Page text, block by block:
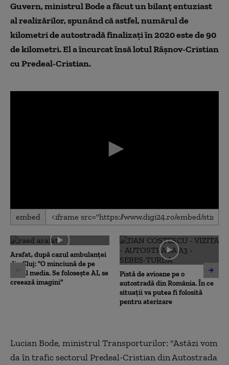
Guvern, ministrul Bode a făcut un bilanț entuziast
al realizărilor, spunând că astfel, numărul de
kilometri de autostradă finalizați în 2020 este de 90
de kilometri. El a încurcat însă lotul Râșnov-Cristian
cu Predeal-Cristian.
0
seconds
0
seconds
embed
Arafat, după cazul ambulanței
din Cluj: "O minciună de pe
social media. Se folosește AI, se
creează imagini"
Pistă de avioane pe o
autostradă din România. În ce
situații va putea fi folosită
pentru aterizare
Lucian Bode, ministrul Transporturilor: "Astăzi vom
da în trafic sectorul Predeal-Cristian din Autostrada